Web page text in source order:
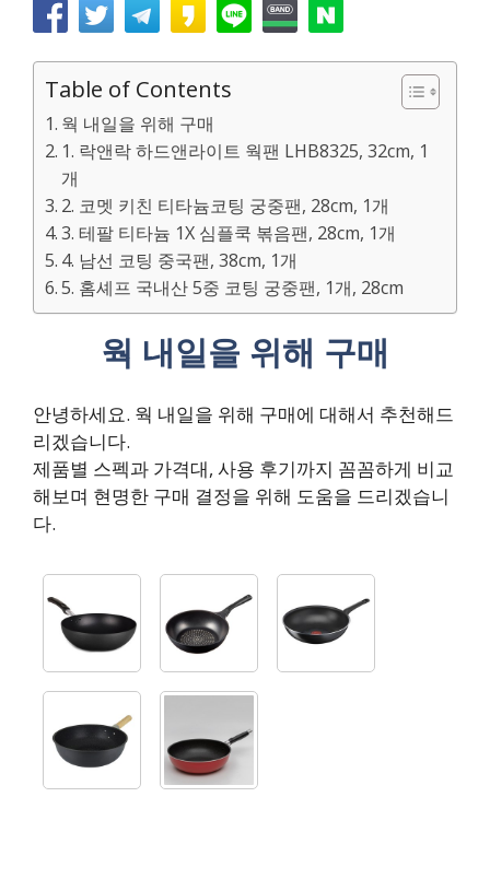
Table of Contents
웍 내일을 위해 구매
1. 락앤락 하드앤라이트 웍팬 LHB8325, 32cm, 1
개
2. 코멧 키친 티타늄코팅 궁중팬, 28cm, 1개
3. 테팔 티타늄 1X 심플쿡 볶음팬, 28cm, 1개
4. 남선 코팅 중국팬, 38cm, 1개
5. 홈셰프 국내산 5중 코팅 궁중팬, 1개, 28cm
웍 내일을 위해 구매
안녕하세요. 웍 내일을 위해 구매에 대해서 추천해드
리겠습니다.
제품별 스펙과 가격대, 사용 후기까지 꼼꼼하게 비교
해보며 현명한 구매 결정을 위해 도움을 드리겠습니
다.